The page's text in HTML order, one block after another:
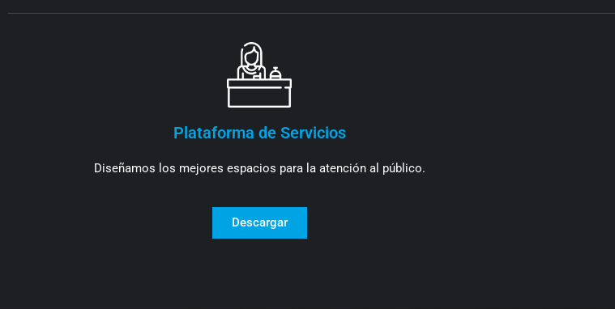
Plataforma de Servicios
Diseñamos los mejores espacios para la atención al público.
Descargar